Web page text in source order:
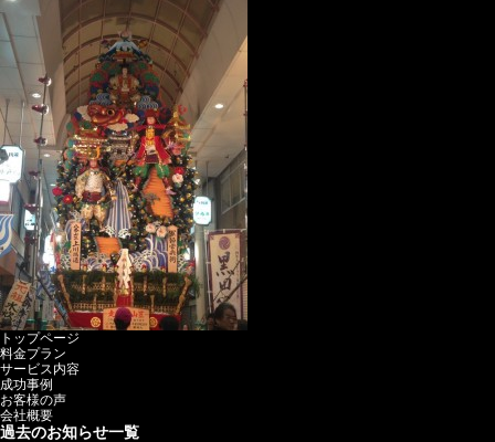
トップページ
料金プラン
サービス内容
成功事例
お客様の声
会社概要
過去のお知らせ一覧